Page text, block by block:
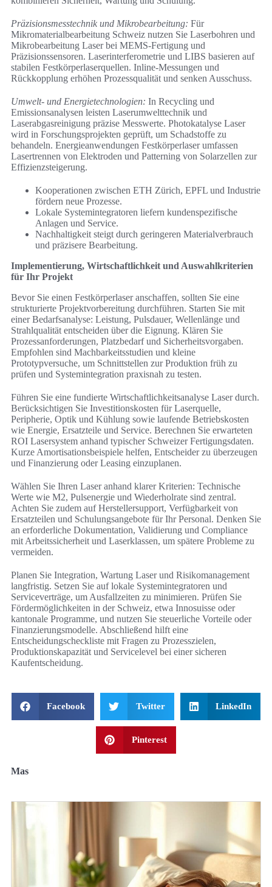
Präzisionsmesstechnik und Mikrobearbeitung: Für
Mikromaterialbearbeitung Schweiz nutzen Sie Laserbohren und
Mikrobearbeitung Laser bei MEMS-Fertigung und
Präzisionssensoren. Laserinterferometrie und LIBS basieren auf
stabilen Festkörperlaserquellen. Inline-Messungen und
Rückkopplung erhöhen Prozessqualität und senken Ausschuss.
Umwelt- und Energietechnologien: In Recycling und
Emissionsanalysen leisten Laserumwelttechnik und
Laserabgasreinigung präzise Messwerte. Photokatalyse Laser
wird in Forschungsprojekten geprüft, um Schadstoffe zu
behandeln. Energieanwendungen Festkörperlaser umfassen
Lasertrennen von Elektroden und Patterning von Solarzellen zur
Effizienzsteigerung.
Kooperationen zwischen ETH Zürich, EPFL und Industrie
fördern neue Prozesse.
Lokale Systemintegratoren liefern kundenspezifische
Anlagen und Service.
Nachhaltigkeit steigt durch geringeren Materialverbrauch
und präzisere Bearbeitung.
Implementierung, Wirtschaftlichkeit und Auswahlkriterien
für Ihr Projekt
Bevor Sie einen Festkörperlaser anschaffen, sollten Sie eine
strukturierte Projektvorbereitung durchführen. Starten Sie mit
einer Bedarfsanalyse: Leistung, Pulsdauer, Wellenlänge und
Strahlqualität entscheiden über die Eignung. Klären Sie
Prozessanforderungen, Platzbedarf und Sicherheitsvorgaben.
Empfohlen sind Machbarkeitsstudien und kleine
Prototypversuche, um Schnittstellen zur Produktion früh zu
prüfen und Systemintegration praxisnah zu testen.
Führen Sie eine fundierte Wirtschaftlichkeitsanalyse Laser durch.
Berücksichtigen Sie Investitionskosten für Laserquelle,
Peripherie, Optik und Kühlung sowie laufende Betriebskosten
wie Energie, Ersatzteile und Service. Berechnen Sie erwarteten
ROI Lasersystem anhand typischer Schweizer Fertigungsdaten.
Kurze Amortisationsbeispiele helfen, Entscheider zu überzeugen
und Finanzierung oder Leasing einzuplanen.
Wählen Sie Ihren Laser anhand klarer Kriterien: Technische
Werte wie M2, Pulsenergie und Wiederholrate sind zentral.
Achten Sie zudem auf Herstellersupport, Verfügbarkeit von
Ersatzteilen und Schulungsangebote für Ihr Personal. Denken Sie
an erforderliche Dokumentation, Validierung und Compliance
mit Arbeitssicherheit und Laserklassen, um spätere Probleme zu
vermeiden.
Planen Sie Integration, Wartung Laser und Risikomanagement
langfristig. Setzen Sie auf lokale Systemintegratoren und
Serviceverträge, um Ausfallzeiten zu minimieren. Prüfen Sie
Fördermöglichkeiten in der Schweiz, etwa Innosuisse oder
kantonale Programme, und nutzen Sie steuerliche Vorteile oder
Finanzierungsmodelle. Abschließend hilft eine
Entscheidungscheckliste mit Fragen zu Prozesszielen,
Produktionskapazität und Servicelevel bei einer sicheren
Kaufentscheidung.
Facebook Twitter LinkedIn
Pinterest
Mas